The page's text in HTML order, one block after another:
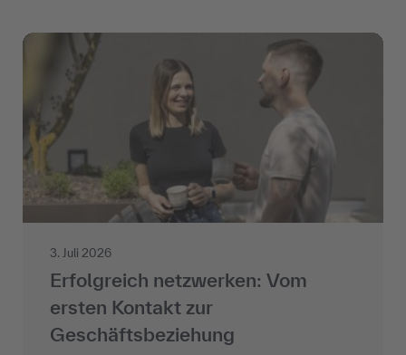
3. Juli 2026
Erfolgreich netzwerken: Vom
ersten Kontakt zur
Geschäftsbeziehung